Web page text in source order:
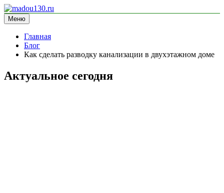
Перейти
к
содержимому
madou130.ru
информационный сайт
Меню
Главная
Блог
Как сделать разводку канализации в двухэтажном доме
Актуальное сегодня